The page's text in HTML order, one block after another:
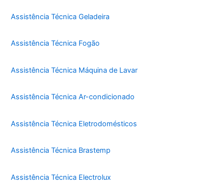
Assistência Técnica Geladeira
Assistência Técnica Fogão
Assistência Técnica Máquina de Lavar
Assistência Técnica Ar-condicionado
Assistência Técnica Eletrodomésticos
Assistência Técnica Brastemp
Assistência Técnica Electrolux